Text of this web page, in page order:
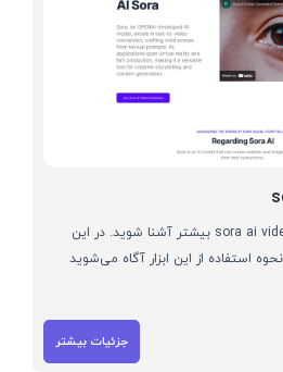
با هوش مصنوعی sora ai videos gallery بیشتر آشنا شوید. در این
استفاده از این ابزار آگاه می‌شوید
جزئیات بیشتر